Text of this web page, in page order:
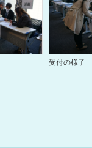
受付の様子